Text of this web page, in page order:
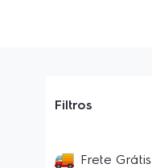
Filtros
Frete Grátis